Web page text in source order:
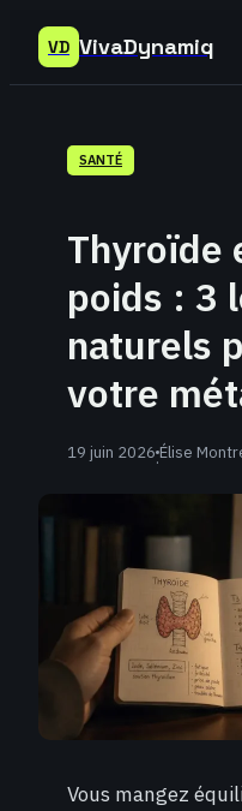
VD VivaDynamiq
SANTÉ
Thyroïde
poids : 3
naturels
votre
19 juin 2026·Élise
Vous mangez